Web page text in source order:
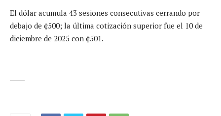
El dólar acumula 43 sesiones consecutivas cerrando por
debajo de ¢500; la última cotización superior fue el 10 de
diciembre de 2025 con ¢501.